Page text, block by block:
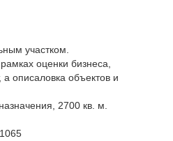
участком.
оценки бизнеса,
а описаловка объектов и
2700 кв. м.